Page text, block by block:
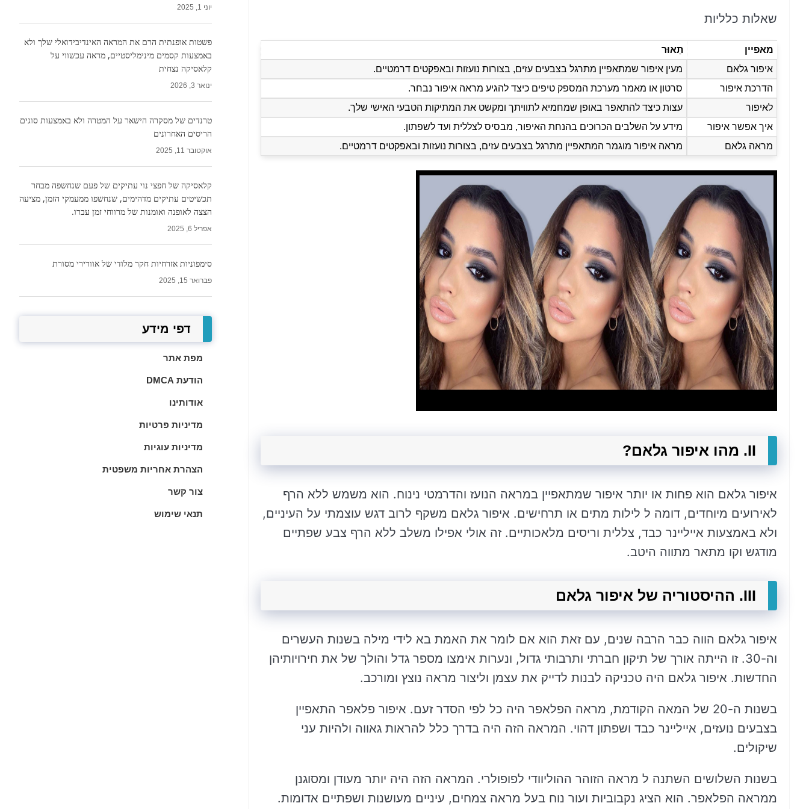
שאלות כלליות
מאפיין
תֵאוּר
איפור גלאם
מעין איפור שמתאפיין מתרגל בצבעים עזים, בצורות נועזות ובאפקטים דרמטיים.
הדרכת איפור
סרטון או מאמר מערכת המספק טיפים כיצד להגיע מראה איפור נבחר.
לאיפור
עצות כיצד להתאפר באופן שמחמיא לתוויתך ומקשט את המתיקות הטבעי האישי שלך.
איך אפשר איפור
מידע על השלבים הכרוכים בהנחת האיפור, מבסיס לצללית ועד לשפתון.
מראה גלאם
מראה איפור מוגמר המתאפיין מתרגל בצבעים עזים, בצורות נועזות ובאפקטים דרמטיים.
II. מהו איפור גלאם?
איפור גלאם הוא פחות או יותר איפור שמתאפיין במראה הנועז והדרמטי נינוח. הוא משמש ללא הרף
לאירועים מיוחדים, דומה ל לילות מתים או תרחישים. איפור גלאם משקף לרוב דגש עוצמתי על העיניים,
ולא באמצעות אייליינר כבד, צללית וריסים מלאכותיים. זה אולי אפילו משלב ללא הרף צבע שפתיים
מודגש וקו מתאר מתווה היטב.
III. ההיסטוריה של איפור גלאם
איפור גלאם הווה כבר הרבה שנים, עם זאת הוא אם לומר את האמת בא לידי מילה בשנות העשרים
וה-30. זו הייתה אורך של תיקון חברתי ותרבותי גדול, ונערות אימצו מספר גדל והולך של את חירויותיהן
החדשות. איפור גלאם היה טכניקה לבנות לדייק את עצמן וליצור מראה נוצץ ומורכב.
בשנות ה-20 של המאה הקודמת, מראה הפלאפר היה כל לפי הסדר זעם. איפור פלאפר התאפיין
בצבעים נועזים, אייליינר כבד ושפתון דהוי. המראה הזה היה בדרך כלל להראות גאווה ולהיות עני
שיקולים.
בשנות השלושים השתנה ל מראה הזוהר ההוליוודי לפופולרי. המראה הזה היה יותר מעודן ומסוגנן
ממראה הפלאפר. הוא הציג נקבוביות ועור נוח בעל מראה צמחים, עיניים מעושנות ושפתיים אדומות.
יוני 1, 2025
פשטות אופנתית הרם את המראה האינדיבידואלי שלך ולא
באמצעות קסמים מינימליסטיים, מראה עכשווי על
קלאסיקה נצחית
ינואר 3, 2026
טרנדים של מסקרה הישאר על המטרה ולא באמצעות סוגים
הריסים האחרונים
אוקטובר 11, 2025
קלאסיקה של חפצי נוי עתיקים של פעם שנחשפה מבחר
תכשיטים עתיקים מדהימים, שנחשפו ממעמקי הזמן, מציעה
הצצה לאופנה ואומנות של מרווחי זמן עברו.
אפריל 6, 2025
סימפוניות אזרחיות חקר מלודי של אוורירי מסורת
פברואר 15, 2025
דפי מידע
מפת אתר
הודעת DMCA
אודותינו
מדיניות פרטיות
מדיניות עוגיות
הצהרת אחריות משפטית
צור קשר
תנאי שימוש